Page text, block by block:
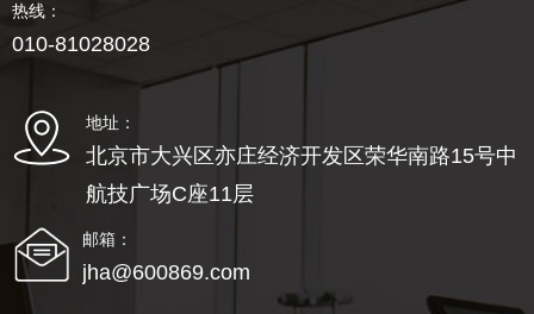
热线：
010-81028028
地址：
北京市大兴区亦庄经济开发区荣华南路15号中
航技广场C座11层
邮箱：
jha@600869.com